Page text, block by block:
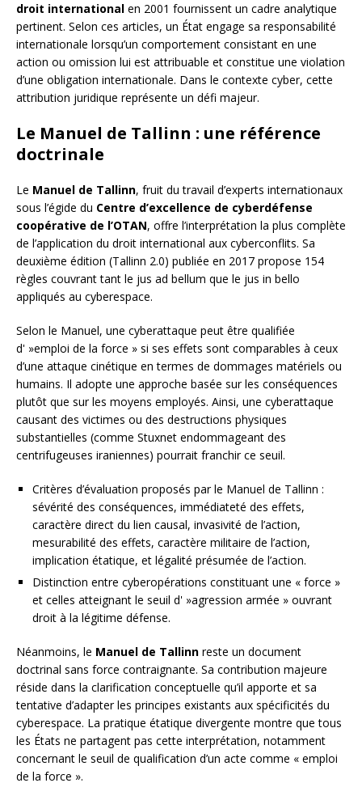
droit international en 2001 fournissent un cadre analytique
pertinent. Selon ces articles, un État engage sa responsabilité
internationale lorsqu’un comportement consistant en une
action ou omission lui est attribuable et constitue une violation
d’une obligation internationale. Dans le contexte cyber, cette
attribution juridique représente un défi majeur.
Le Manuel de Tallinn : une référence
doctrinale
Le Manuel de Tallinn, fruit du travail d’experts internationaux
sous l’égide du Centre d’excellence de cyberdéfense
coopérative de l’OTAN, offre l’interprétation la plus complète
de l’application du droit international aux cyberconflits. Sa
deuxième édition (Tallinn 2.0) publiée en 2017 propose 154
règles couvrant tant le jus ad bellum que le jus in bello
appliqués au cyberespace.
Selon le Manuel, une cyberattaque peut être qualifiée
d' »emploi de la force » si ses effets sont comparables à ceux
d’une attaque cinétique en termes de dommages matériels ou
humains. Il adopte une approche basée sur les conséquences
plutôt que sur les moyens employés. Ainsi, une cyberattaque
causant des victimes ou des destructions physiques
substantielles (comme Stuxnet endommageant des
centrifugeuses iraniennes) pourrait franchir ce seuil.
Critères d’évaluation proposés par le Manuel de Tallinn :
sévérité des conséquences, immédiateté des effets,
caractère direct du lien causal, invasivité de l’action,
mesurabilité des effets, caractère militaire de l’action,
implication étatique, et légalité présumée de l’action.
Distinction entre cyberopérations constituant une « force »
et celles atteignant le seuil d' »agression armée » ouvrant
droit à la légitime défense.
Néanmoins, le Manuel de Tallinn reste un document
doctrinal sans force contraignante. Sa contribution majeure
réside dans la clarification conceptuelle qu’il apporte et sa
tentative d’adapter les principes existants aux spécificités du
cyberespace. La pratique étatique divergente montre que tous
les États ne partagent pas cette interprétation, notamment
concernant le seuil de qualification d’un acte comme « emploi
de la force ».